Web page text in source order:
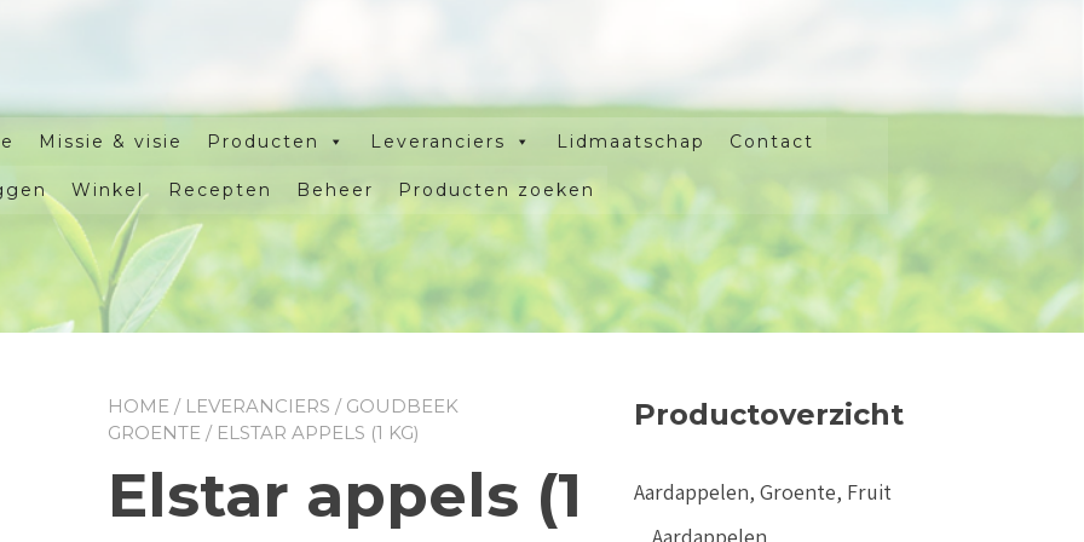
Missie & visie Producten Leveranciers Lidmaatschap Contact
Winkel Recepten Beheer Producten zoeken
HOME / LEVERANCIERS / GOUDBEEK
GROENTE / ELSTAR APPELS (1 KG)
Elstar appels (1
Productoverzicht
Aardappelen, Groente, Fruit